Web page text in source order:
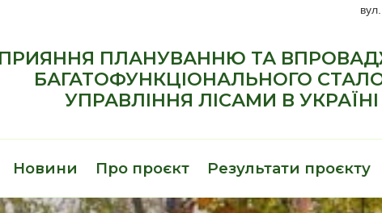
ПЛАНУВАННЮ ТА
БАГАТОФУНКЦІОНАЛЬНОГО
УПРАВЛІННЯ ЛІСАМИ В УКРАЇНІ
Новини Про проєкт Результати проєкту